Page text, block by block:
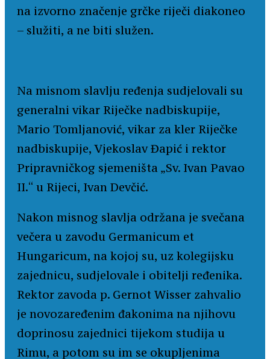
na izvorno značenje grčke riječi diakoneo
– služiti, a ne biti služen.
Na misnom slavlju ređenja sudjelovali su
generalni vikar Riječke nadbiskupije,
Mario Tomljanović, vikar za kler Riječke
nadbiskupije, Vjekoslav Đapić i rektor
Pripravničkog sjemeništa „Sv. Ivan Pavao
II.“ u Rijeci, Ivan Devčić.
Nakon misnog slavlja održana je svečana
večera u zavodu Germanicum et
Hungaricum, na kojoj su, uz kolegijsku
zajednicu, sudjelovale i obitelji ređenika.
Rektor zavoda p. Gernot Wisser zahvalio
je novozaređenim đakonima na njihovu
doprinosu zajednici tijekom studija u
Rimu, a potom su im se okupljenima